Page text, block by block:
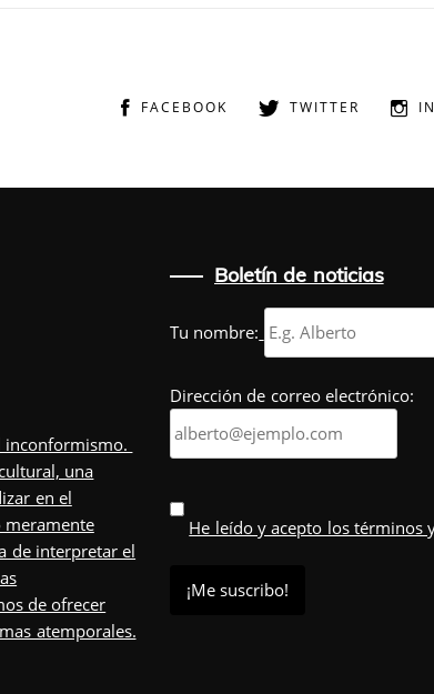
FACEBOOK TWITTER
inconformismo.
una
en el
de interpretar el
de ofrecer
atemporales.
Boletín de noticias
Tu nombre:
Dirección de correo electrónico:
He leído y acepto los términos